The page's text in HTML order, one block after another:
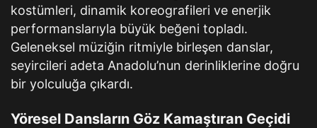
kostümleri, dinamik koreografileri ve enerjik
performanslarıyla büyük beğeni topladı.
Geleneksel müziğin ritmiyle birleşen danslar,
seyircileri adeta Anadolu’nun derinliklerine doğru
bir yolculuğa çıkardı.
Yöresel Dansların Göz Kamaştıran Geçidi